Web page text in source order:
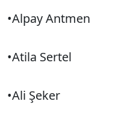
•Alpay Antmen
•Atila Sertel
•Ali Şeker